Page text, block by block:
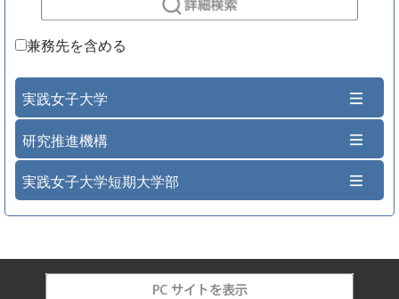
兼務先を含める
実践女子大学
研究推進機構
実践女子大学短期大学部